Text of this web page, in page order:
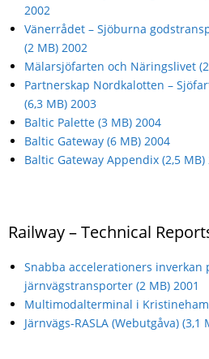
2002
Vänerrådet – Sjöburna
(2 MB) 2002
Mälarsjöfarten och Näringslivet
Partnerskap Nordkalotten –
(6,3 MB) 2003
Baltic Palette (3 MB) 2004
Baltic Gateway (6 MB) 2004
Baltic Gateway Appendix (2,5 MB)
Railway – Technical
Snabba accelerationers inverkan
järnvägstransporter (2 MB) 2001
Multimodalterminal i
Järnvägs-RASLA (Webutgåva) (3,1